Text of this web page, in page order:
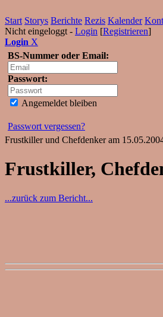
Start Storys Berichte Rezis Kalender
Nicht eingeloggt - Login [Registrieren]
Login X
BS-Nummer oder Email:
Passwort:
Angemeldet bleiben
Passwort vergessen?
Frustkiller und Chefdenker am
Frustkiller,
...zurück zum Bericht...